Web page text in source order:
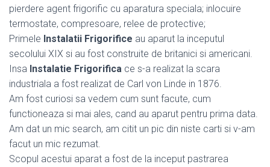
pierdere agent frigorific cu aparatura speciala; inlocuire
termostate, compresoare, relee de protective;
Primele Instalatii Frigorifice au aparut la inceputul
secolului XIX si au fost construite de britanici si americani.
Insa Instalatie Frigorifica ce s-a realizat la scara
industriala a fost realizat de Carl von Linde in 1876.
Am fost curiosi sa vedem cum sunt facute, cum
functioneaza si mai ales, cand au aparut pentru prima data.
Am dat un mic search, am citit un pic din niste carti si v-am
facut un mic rezumat.
Scopul acestui aparat a fost de la inceput pastrarea